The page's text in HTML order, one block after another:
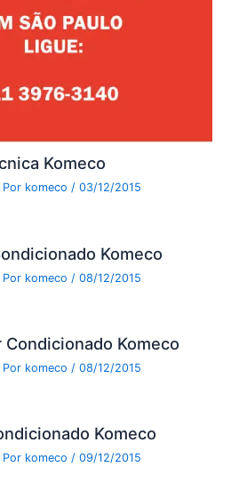
Komeco
komeco/03/12/2015
Komeco
Por komeco /08/12/2015
Komeco
Por komeco /08/12/2015
Komeco
komeco/09/12/2015